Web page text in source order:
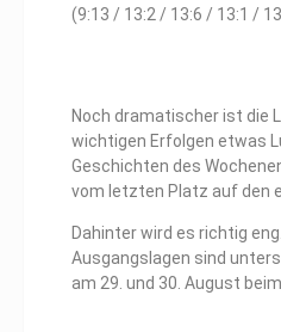
(9:13 / 13:2 / 13:6 / 13:1 /
Noch dramatischer ist die
wichtigen Erfolgen etwas
Geschichten des
vom letzten Platz auf den
Dahinter wird es richtig eng.
Ausgangslagen sind
am 29. und 30. August